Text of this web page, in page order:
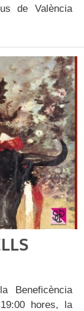
de València
Beneficència
hores, la